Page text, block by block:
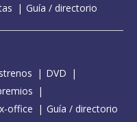
Guía / directorio
DVD
office Guía / directorio